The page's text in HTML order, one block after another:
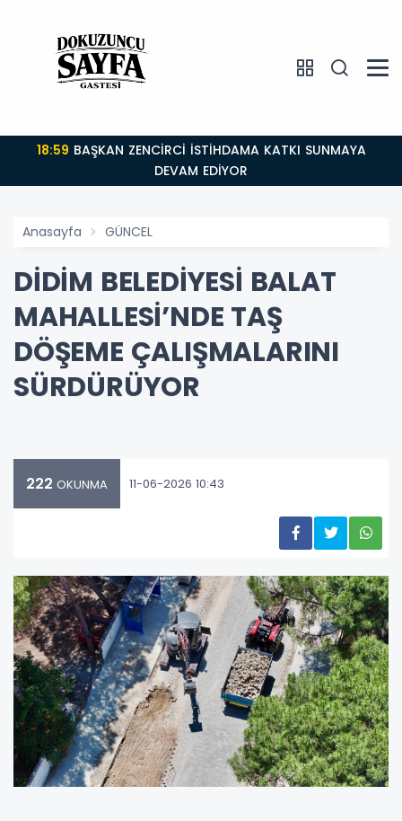
18:59
DEVAM EDİYOR
Anasayfa GÜNCEL
DİDİM BELEDİYESİ BALAT
MAHALLESİ’NDE TAŞ
DÖŞEME ÇALIŞMALARINI
SÜRDÜRÜYOR
222 OKUNMA 11-06-2026 10:43